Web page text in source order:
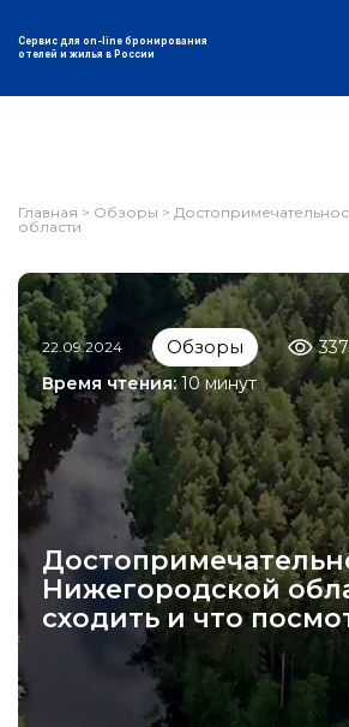
Сервис для on-line бронирования
отелей и жилья в России
Главная > Обзоры >
области
22.09.2024 Обзоры
Время чтения:10 минут
Нижегородской
сходить и что